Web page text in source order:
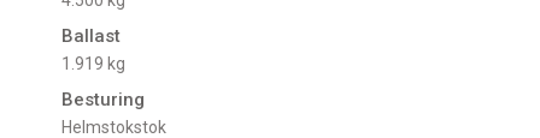
Ballast
1.919 kg
Besturing
Helmstokstok